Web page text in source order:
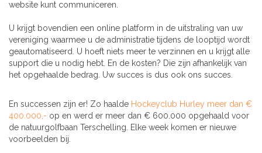
website kunt communiceren.
U krijgt bovendien een online platform in de uitstraling van uw
vereniging waarmee u de administratie tijdens de looptijd wordt
geautomatiseerd. U hoeft niets meer te verzinnen en u krijgt alle
support die u nodig hebt. En de kosten? Die zijn afhankelijk van
het opgehaalde bedrag. Uw succes is dus ook ons succes.
En successen zijn er! Zo haalde Hockeyclub Hurley meer dan €
400.000,- op en werd er meer dan € 600.000 opgehaald voor
de natuurgolfbaan Terschelling. Elke week komen er nieuwe
voorbeelden bij.